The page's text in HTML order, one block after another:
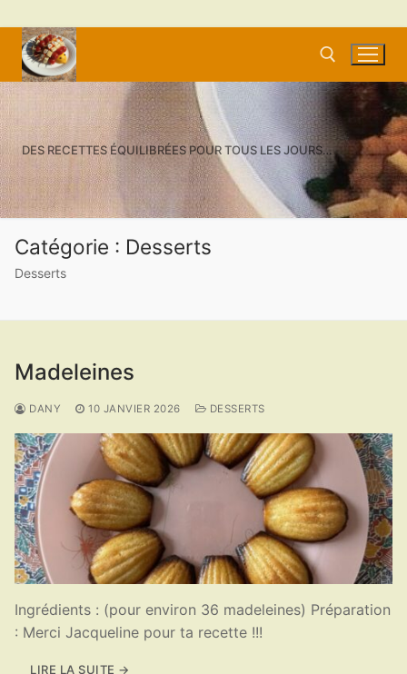
Aller
contenu
Rechercher :
DES RECETTES ÉQUILIBRÉES POUR TOUS LES JOURS…
Catégorie : Desserts
Desserts
Madeleines
DANY 10 JANVIER 2026 DESSERTS
Ingrédients : (pour environ 36 madeleines) Préparation
: Merci Jacqueline pour ta recette !!!
LIRE LA SUITE →